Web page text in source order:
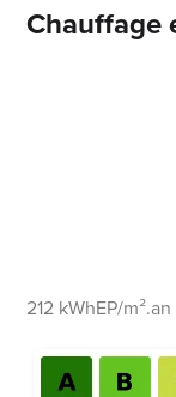
Chauffage
212 kWhEP/m².an